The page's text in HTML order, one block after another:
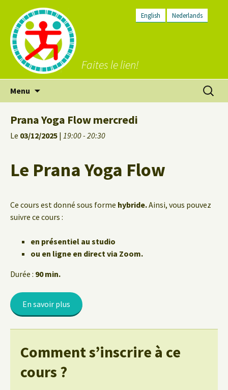
English Nederlands
Faites le lien!
Menu
Prana Yoga Flow mercredi
Le 03/12/2025 | 19:00 - 20:30
Le Prana Yoga Flow
Ce cours est donné sous forme hybride.Ainsi, vous pouvez
suivre ce cours :
en présentiel au studio
ou en ligne en direct via Zoom.
Durée : 90 min.
En savoir plus
Comment s’inscrire à ce
cours ?